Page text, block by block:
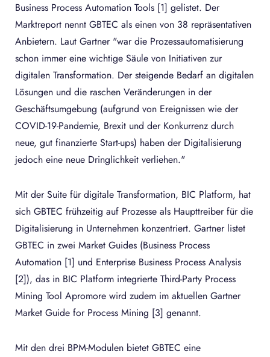
Business Process Automation Tools [1] gelistet. Der
Marktreport nennt GBTEC als einen von 38 repräsentativen
Anbietern. Laut Gartner "war die Prozessautomatisierung
schon immer eine wichtige Säule von Initiativen zur
digitalen Transformation. Der steigende Bedarf an digitalen
Lösungen und die raschen Veränderungen in der
Geschäftsumgebung (aufgrund von Ereignissen wie der
COVID-19-Pandemie, Brexit und der Konkurrenz durch
neue, gut finanzierte Start-ups) haben der Digitalisierung
jedoch eine neue Dringlichkeit verliehen."
Mit der Suite für digitale Transformation, BIC Platform, hat
sich GBTEC frühzeitig auf Prozesse als Haupttreiber für die
Digitalisierung in Unternehmen konzentriert. Gartner listet
GBTEC in zwei Market Guides (Business Process
Automation [1] und Enterprise Business Process Analysis
[2]), das in BIC Platform integrierte Third-Party Process
Mining Tool Apromore wird zudem im aktuellen Gartner
Market Guide for Process Mining [3] genannt.
Mit den drei BPM-Modulen bietet GBTEC eine